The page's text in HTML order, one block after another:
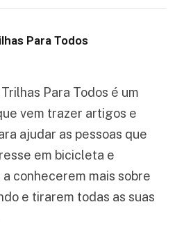
Para Todos
Para Todos é um
vem trazer artigos e
ajudar as pessoas que
em bicicleta e
a conhecerem mais sobre
e tirarem todas as suas